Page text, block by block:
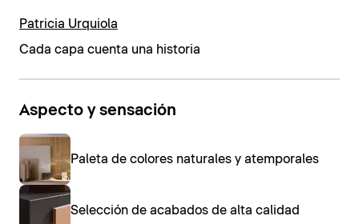
Patricia Urquiola
Cada capa cuenta una historia
Aspecto y sensación
Paleta de colores naturales y atemporales
Selección de acabados de alta calidad